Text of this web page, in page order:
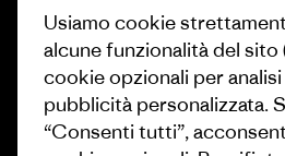
1% For The Planet
Come finanziamo
Buoni regalo
Industry
sito
Usiamo cookie
alcune funzionalità del
cookie opzionali per
pubblicità personalizzata.
“Consenti tutti”,